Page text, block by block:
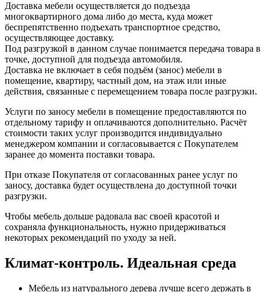
Доставка мебели осуществляется до подъезда
многоквартирного дома либо до места, куда может
беспрепятственно подъехать транспортное средство,
осуществляющее доставку.
Под разгрузкой в данном случае понимается передача товара в
точке, доступной для подъезда автомобиля.
Доставка не включает в себя подъём (занос) мебели в
помещение, квартиру, частный дом, на этаж или иные
действия, связанные с перемещением товара после разгрузки.
Услуги по заносу мебели в помещение предоставляются по
отдельному тарифу и оплачиваются дополнительно. Расчёт
стоимости таких услуг производится индивидуально
менеджером компании и согласовывается с Покупателем
заранее до момента поставки товара.
При отказе Покупателя от согласованных ранее услуг по
заносу, доставка будет осуществлена до доступной точки
разгрузки.
Чтобы мебель дольше радовала вас своей красотой и
сохраняла функциональность, нужно придерживаться
некоторых рекомендаций по уходу за ней.
Климат-контроль. Идеальная среда
Мебель из натурального дерева лучше всего держать в